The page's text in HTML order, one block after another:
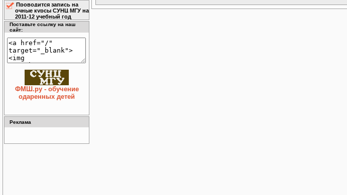
Проводится запись на
очные курсы СУНЦ МГУ на
2011-12 учебный год
Поставьте ссылку на наш
сайт:
ФМШ.ру - обучение
одаренных детей
Реклама